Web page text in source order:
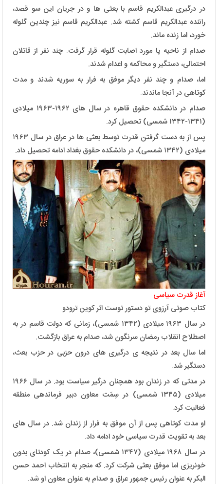
در درگیری عبدالکریم قاسم با بعثی ها و در جریان این سو قصد،
راننده عبدالکریم قاسم کشته شد. عبدالکریم قاسم نیز چندین گلوله
خورد، اما زنده ماند.
صدام از ناحیه پا مورد اصابت گلوله قرار گرفت. چند نفر از قاتلان
احتمالی، دستگیر و محاکمه و اعدام شدند.
اما، صدام و چند نفر دیگر موفق به فرار به سوریه شدند و مدت
کوتاهی در آنجا ماندند.
صدام در دانشکده حقوق قاهره در سال های ۱۹۶۲-۱۹۶۳ میلادی
(۱۳۴۱-۱۳۴۲ شمسی) تحصیل کرد.
پس از به دست گرفتن قدرت توسط بعثی ها در عراق در سال ۱۹۶۳
میلادی (۱۳۴۲ شمسی)، در دانشکده حقوق بغداد ادامه تحصیل داد.
آغاز قدرت سیاسی
کتاب صوتی آرزوی تو دستور توست اثر کوین ترودو
در سال ۱۹۶۳ میلادی (۱۳۴۲ شمسی)، زمانی که دولت قاسم در به
اصطلاح انقلاب رمضان سرنگون شد، صدام به عراق بازگشت.
اما سال بعد در نتیجه ی درگیری های درون حزبی در حزب بعث،
دستگیر شد.
در مدتی که در زندان بود همچنان درگیر سیاست بود. در سال ۱۹۶۶
میلادی (۱۳۴۵ شمسی) در سِمَت معاون دبیر فرماندهی منطقه
فعالیت کرد.
او مدت کوتاهی پس از آن موفق به فرار از زندان شد. در سال های
بعد به تقویت قدرت سیاسی خود ادامه داد.
در سال ۱۹۶۸ میلادی (۱۳۴۷ شمسی)، صدام در یک کودتای بدون
خونریزی اما موفق بعثی شرکت کرد. که منجر به انتخاب احمد حسن
البکر به عنوان رئیس جمهور عراق و صدام به عنوان معاون او شد.